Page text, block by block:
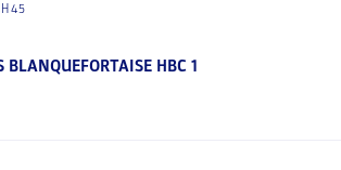
BLANQUEFORTAISE HBC 1